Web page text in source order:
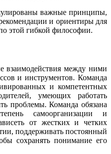
важные принципы,
и ориентиры для
этой гибкой философии.
взаимодействия между ними
и инструментов. Команда
и компетентных
умеющих работать
проблемы. Команда обязана
самоорганизации и
от жестких и четких
поддерживать постоянный
сохранять понимание его